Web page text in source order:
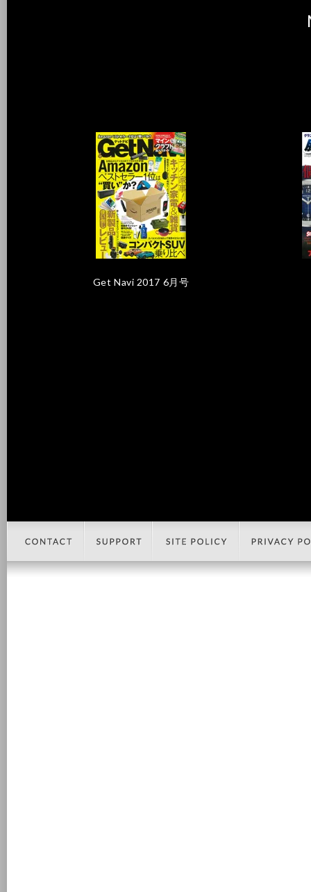
Get Navi 2017 6月号